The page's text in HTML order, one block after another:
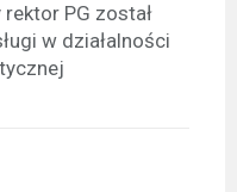
PG został
w działalności